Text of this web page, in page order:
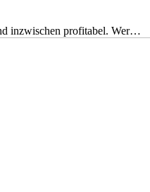
inzwischen profitabel. Wer…